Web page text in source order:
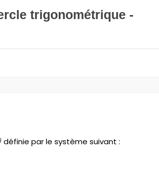
trigonométrique -
définie par le système suivant :